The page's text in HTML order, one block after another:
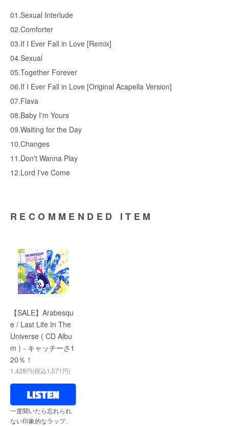
01.Sexual Interlude
02.Comforter
03.If I Ever Fall in Love [Remix]
04.Sexual
05.Together Forever
06.If I Ever Fall in Love [Original Acapella Version]
07.Flava
08.Baby I'm Yours
09.Waiting for the Day
10.Changes
11.Don't Wanna Play
12.Lord I've Come
RECOMMENDED ITEM
【SALE】Arabesqu
e / Last Life In The
Universe ( CD Albu
m ) - キャッチーさ1
20％！
1,428円(税込1,571円)
一度聞いたら忘れられ
ない印象的なラップ、